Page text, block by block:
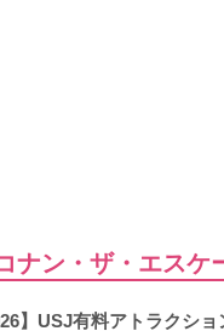
ナン・ザ・エス
】USJ有料アトラクシ